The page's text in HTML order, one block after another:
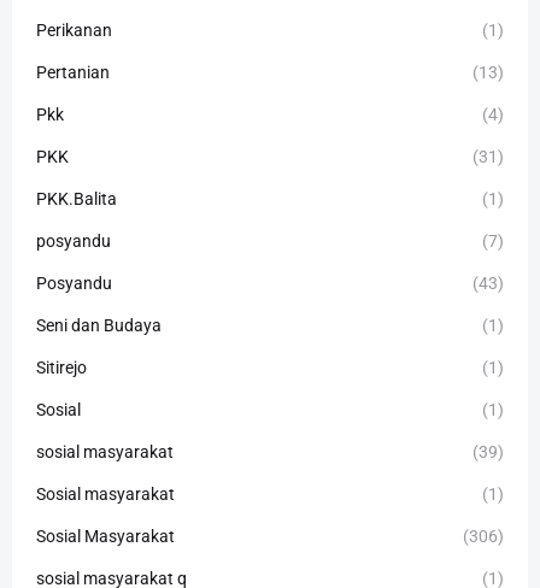
Perikanan (1)
Pertanian (13)
Pkk (4)
PKK (31)
PKK.Balita (1)
posyandu (7)
Posyandu (43)
Seni dan Budaya (1)
Sitirejo (1)
Sosial (1)
sosial masyarakat (39)
Sosial masyarakat (1)
Sosial Masyarakat (306)
sosial masyarakat q (1)